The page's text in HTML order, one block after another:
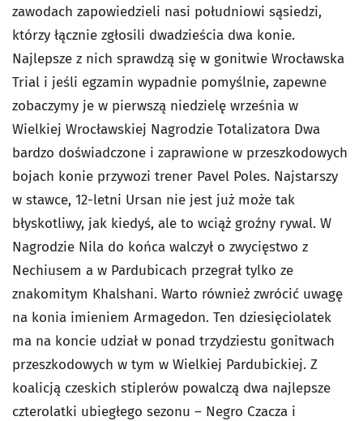
zawodach zapowiedzieli nasi południowi sąsiedzi,
którzy łącznie zgłosili dwadzieścia dwa konie.
Najlepsze z nich sprawdzą się w gonitwie Wrocławska
Trial i jeśli egzamin wypadnie pomyślnie, zapewne
zobaczymy je w pierwszą niedzielę września w
Wielkiej Wrocławskiej Nagrodzie Totalizatora Dwa
bardzo doświadczone i zaprawione w przeszkodowych
bojach konie przywozi trener Pavel Poles. Najstarszy
w stawce, 12-letni Ursan nie jest już może tak
błyskotliwy, jak kiedyś, ale to wciąż groźny rywal. W
Nagrodzie Nila do końca walczył o zwycięstwo z
Nechiusem a w Pardubicach przegrał tylko ze
znakomitym Khalshani. Warto również zwrócić uwagę
na konia imieniem Armagedon. Ten dziesięciolatek
ma na koncie udział w ponad trzydziestu gonitwach
przeszkodowych w tym w Wielkiej Pardubickiej. Z
koalicją czeskich stiplerów powalczą dwa najlepsze
czterolatki ubiegłego sezonu – Negro Czacza i